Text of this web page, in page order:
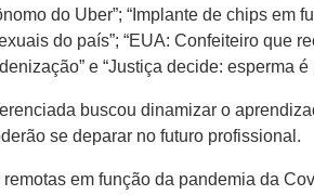
do Uber”; “Implante de chips em
do país”; “EUA: Confeiteiro que
e “Justiça decide: esperma é
buscou dinamizar o
se deparar no futuro profissional.
em função da pandemia da